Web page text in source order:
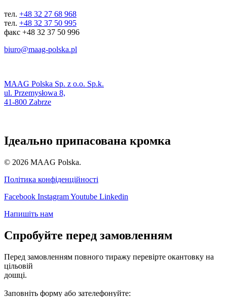
тел. +48 32 27 68 968
тел. +48 32 37 50 995
факс +48 32 37 50 996
biuro@maag-polska.pl
MAAG Polska Sp. z o.o. Sp.k.
ul. Przemysłowa 8,
41-800 Zabrze
Ідеально припасована кромка
© 2026 MAAG Polska.
Політика конфіденційності
Facebook InstagramYoutube Linkedin
Напишіть нам
Спробуйте перед замовленням
Перед замовленням повного тиражу перевірте окантовку на
цільовій
дошці.
Заповніть форму або зателефонуйте: